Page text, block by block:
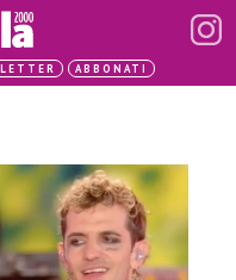
ABBONATI